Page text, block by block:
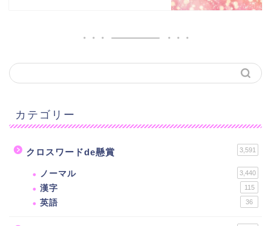
カテゴリー
クロスワードde懸賞 3,591
ノーマル 3,440
漢字 115
英語 36